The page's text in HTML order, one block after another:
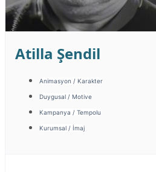
Atilla Şendil
Animasyon / Karakter
Duygusal / Motive
Kampanya / Tempolu
Kurumsal / İmaj